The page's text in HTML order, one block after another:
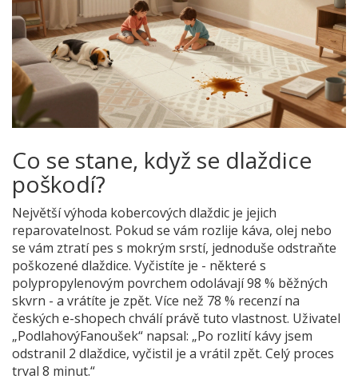
Co se stane, když se dlaždice
poškodí?
Největší výhoda kobercových dlaždic je jejich
reparovatelnost. Pokud se vám rozlije káva, olej nebo
se vám ztratí pes s mokrým srstí, jednoduše odstraňte
poškozené dlaždice. Vyčistíte je - některé s
polypropylenovým povrchem odolávají 98 % běžných
skvrn - a vrátíte je zpět. Více než 78 % recenzí na
českých e-shopech chválí právě tuto vlastnost. Uživatel
„PodlahovýFanoušek“ napsal: „Po rozlití kávy jsem
odstranil 2 dlaždice, vyčistil je a vrátil zpět. Celý proces
trval 8 minut.“